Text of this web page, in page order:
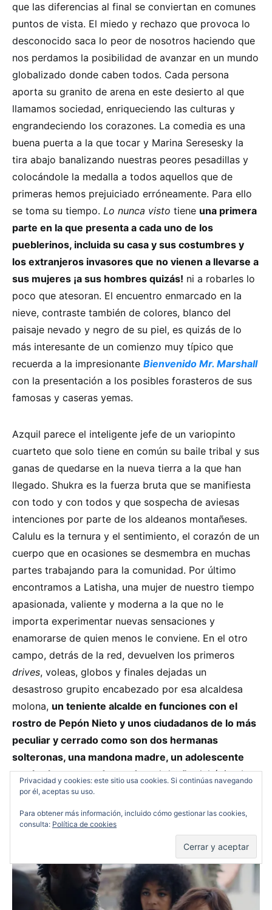
que las diferencias al final se conviertan en comunes
puntos de vista. El miedo y rechazo que provoca lo
desconocido saca lo peor de nosotros haciendo que
nos perdamos la posibilidad de avanzar en un mundo
globalizado donde caben todos. Cada persona
aporta su granito de arena en este desierto al que
llamamos sociedad, enriqueciendo las culturas y
engrandeciendo los corazones. La comedia es una
buena puerta a la que tocar y Marina Seresesky la
tira abajo banalizando nuestras peores pesadillas y
colocándole la medalla a todos aquellos que de
primeras hemos prejuiciado erróneamente. Para ello
se toma su tiempo. Lo nunca visto tiene una primera
parte en la que presenta a cada uno de los
pueblerinos, incluida su casa y sus costumbres y
los extranjeros invasores que no vienen a llevarse a
sus mujeres ¡a sus hombres quizás! ni a robarles lo
poco que atesoran. El encuentro enmarcado en la
nieve, contraste también de colores, blanco del
paisaje nevado y negro de su piel, es quizás de lo
más interesante de un comienzo muy típico que
recuerda a la impresionante Bienvenido Mr. Marshall
con la presentación a los posibles forasteros de sus
famosas y caseras yemas.
Azquil parece el inteligente jefe de un variopinto
cuarteto que solo tiene en común su baile tribal y sus
ganas de quedarse en la nueva tierra a la que han
llegado. Shukra es la fuerza bruta que se manifiesta
con todo y con todos y que sospecha de aviesas
intenciones por parte de los aldeanos montañeses.
Calulu es la ternura y el sentimiento, el corazón de un
cuerpo que en ocasiones se desmembra en muchas
partes trabajando para la comunidad. Por último
encontramos a Latisha, una mujer de nuestro tiempo
apasionada, valiente y moderna a la que no le
importa experimentar nuevas sensaciones y
enamorarse de quien menos le conviene. En el otro
campo, detrás de la red, devuelven los primeros
drives, voleas, globos y finales dejadas un
desastroso grupito encabezado por esa alcaldesa
molona, un teniente alcalde en funciones con el
rostro de Pepón Nieto y unos ciudadanos de lo más
peculiar y cerrado como son dos hermanas
solteronas, una mandona madre, un adolescente
con las hormonas desatadas, el dueño del único bar,
un violento anciano amante de los tiros o una
reciente viuda con secreto.
Privacidad y cookies: este sitio usa cookies. Si continúas navegando
por él, aceptas su uso.
Para obtener más información, incluido cómo gestionar las cookies,
consulta: Política de cookies